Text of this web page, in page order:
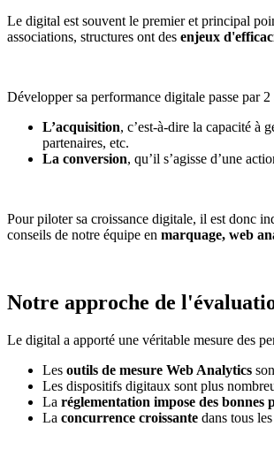
Le digital est souvent le premier et principal
associations, structures ont des enjeux
Développer sa performance digitale passe par 2
L’acquisition, c’est-à-dire la capacité à
partenaires, etc.
La conversion, qu’il s’agisse d’une
Pour piloter sa croissance digitale, il est donc
conseils de notre équipe en marquage, web
Notre approche de
Le digital a apporté une véritable mesure des
Les outils de mesure Web Analytics
Les dispositifs digitaux sont plus
La réglementation impose des bonnes
La concurrence croissante dans tous